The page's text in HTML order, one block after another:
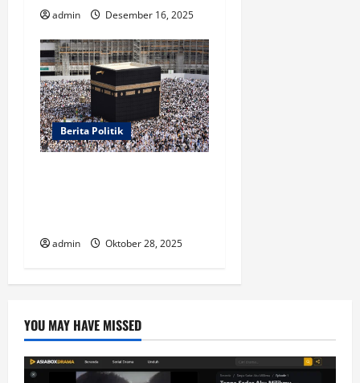
admin Desember 16, 2025
Berita Politik
admin Oktober 28, 2025
YOU MAY HAVE MISSED